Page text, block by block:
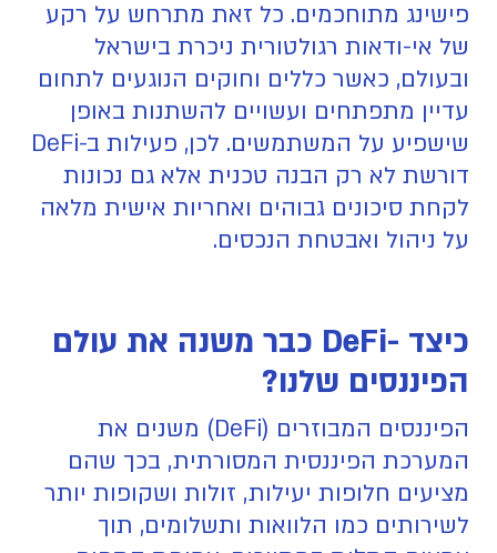
פישינג מתוחכמים. כל זאת מתרחש על רקע
של אי-ודאות רגולטורית ניכרת בישראל
ובעולם, כאשר כללים וחוקים הנוגעים לתחום
עדיין מתפתחים ועשויים להשתנות באופן
שישפיע על המשתמשים. לכן, פעילות ב-DeFi
דורשת לא רק הבנה טכנית אלא גם נכונות
לקחת סיכונים גבוהים ואחריות אישית מלאה
על ניהול ואבטחת הנכסים.
כיצד -DeFi כבר משנה את עולם
הפיננסים שלנו?
הפיננסים המבוזרים (DeFi) משנים את
המערכת הפיננסית המסורתית, בכך שהם
מציעים חלופות יעילות, זולות ושקופות יותר
לשירותים כמו הלוואות ותשלומים, תוך